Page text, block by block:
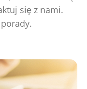
się z nami.